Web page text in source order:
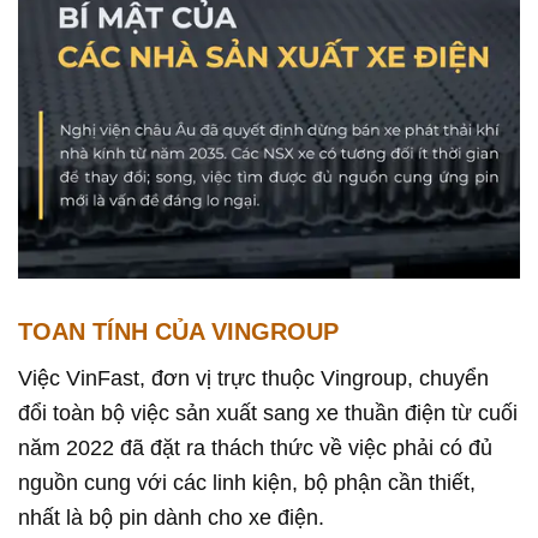
TOAN TÍNH CỦA VINGROUP
Việc VinFast, đơn vị trực thuộc Vingroup, chuyển
đổi toàn bộ việc sản xuất sang xe thuần điện từ cuối
năm 2022 đã đặt ra thách thức về việc phải có đủ
nguồn cung với các linh kiện, bộ phận cần thiết,
nhất là bộ pin dành cho xe điện.